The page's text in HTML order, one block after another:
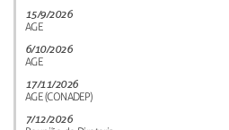
15/9/2026
AGE
6/10/2026
AGE
17/11/2026
AGE (CONADEP)
7/12/2026